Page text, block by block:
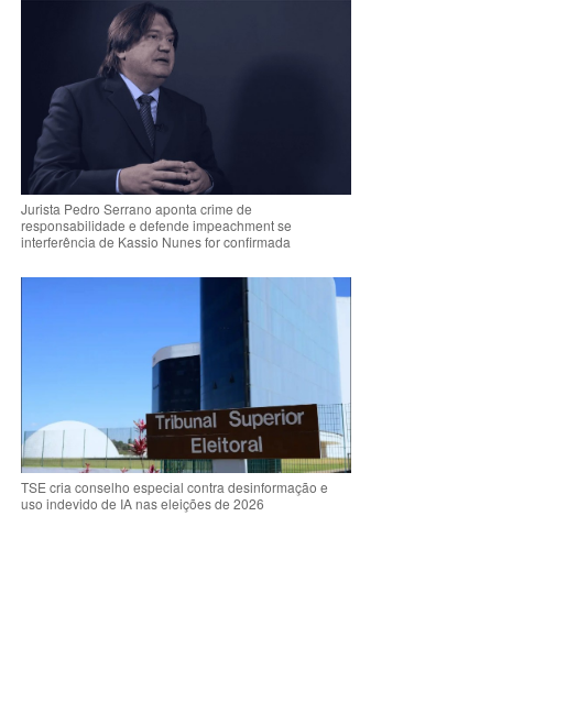
Jurista Pedro Serrano aponta crime de
responsabilidade e defende impeachment se
interferência de Kassio Nunes for confirmada
TSE cria conselho especial contra desinformação e
uso indevido de IA nas eleições de 2026